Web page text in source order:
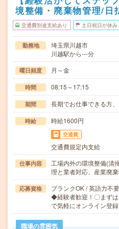
境整備・廃棄物管理/日
交通費別途支給あり 土日祝日が休み
勤務地
埼玉県川越市
川越駅から---分
曜日頻度 月～金
時間 08:15～17:15
期間 長期でお仕事できる方、
時給 時給1600円
交通費
交通費規定内支給
仕事内容
工場内外の環境整備(清
理と業者対応、産業廃
応募資格
ブランクOK / 英語力不要
◆経験者歓迎！〇まず
で気軽にオンライン登
職場の雰囲気